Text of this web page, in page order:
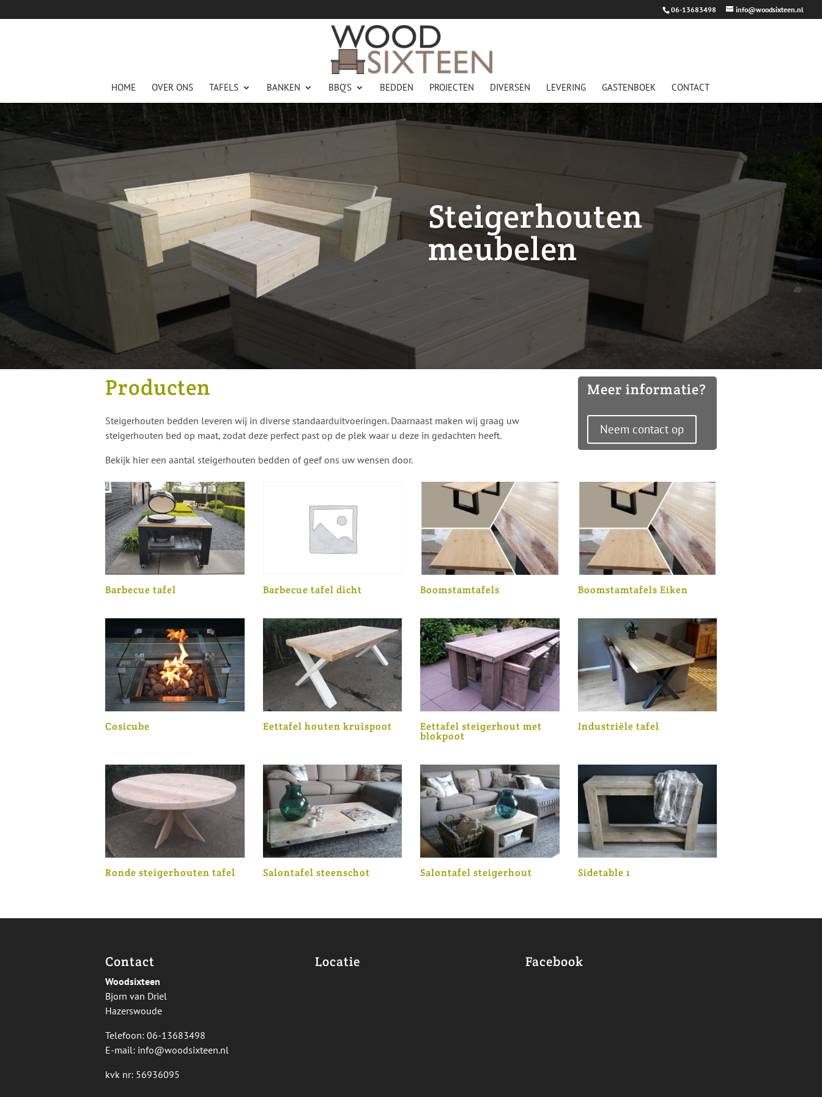
06-13683498 info@woodsixteen.nl
HOME OVER ONS TAFELS BANKEN BBQ’S BEDDEN PROJECTEN DIVERSEN LEVERING GASTENBOEK CONTACT
Steigerhouten
meubelen
Producten
Steigerhouten bedden leveren wij in diverse standaarduitvoeringen. Daarnaast maken wij graag uw
steigerhouten bed op maat, zodat deze perfect past op de plek waar u deze in gedachten heeft.
Bekijk hier een aantal steigerhouten bedden of geef ons uw wensen door.
Meer informatie?
Neem contact op
Barbecue tafel Barbecue tafel dicht Boomstamtafels Boomstamtafels Eiken
Cosicube Eettafel houten kruispoot Eettafel steigerhout met
blokpoot
Industriële tafel
Ronde steigerhouten tafel Salontafel steenschot Salontafel steigerhout Sidetable 1
Contact
Woodsixteen
Bjorn van Driel
Hazerswoude
Telefoon: 06-13683498
E-mail: info@woodsixteen.nl
kvk nr: 56936095
Locatie Facebook